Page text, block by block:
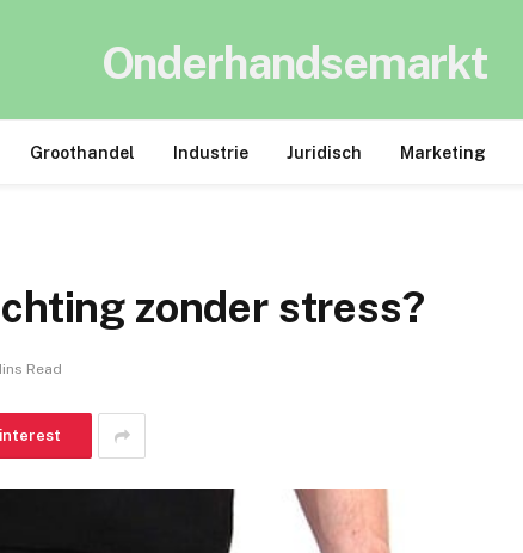
Onderhandsemarkt
Groothandel Industrie Juridisch Marketing
zonder stress?
Read